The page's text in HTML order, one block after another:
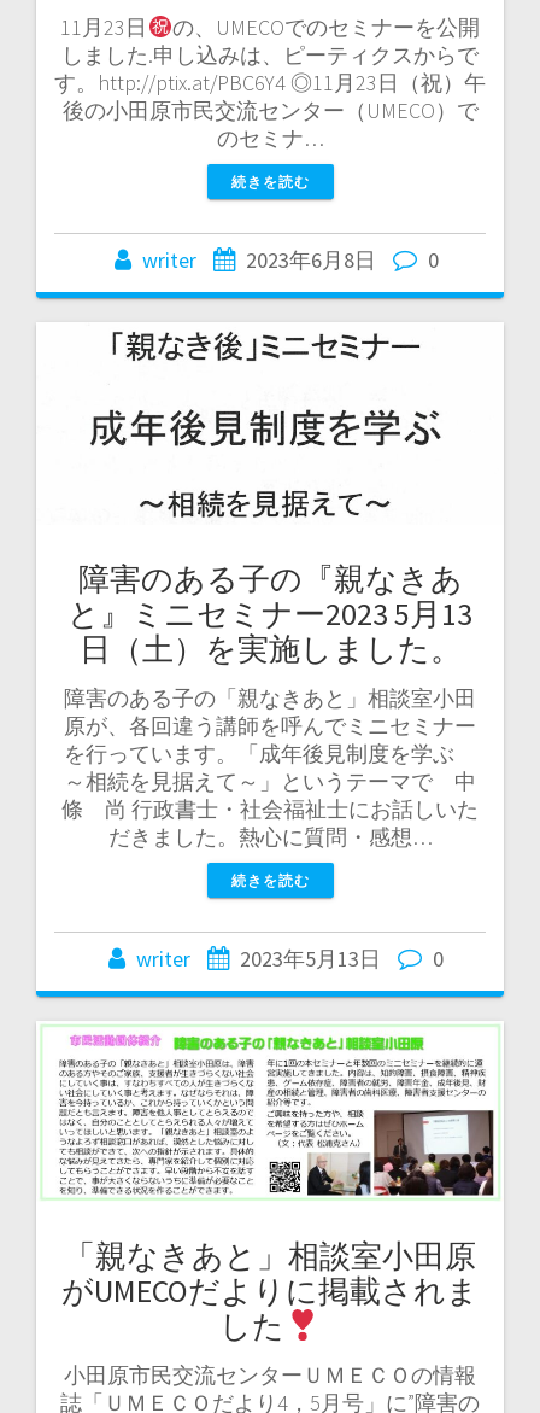
11月23日
の、UMECOでのセミナーを公開
しました.申し込みは、ピーティクスからで
す。http://ptix.at/PBC6Y4 ◎11月23日（祝）午
後の小田原市民交流センター（UMECO）で
のセミナ…
続きを読む
writer 2023年6月8日 0
障害のある子の『親なきあ
と』ミニセミナー2023 5月13
日（土）を実施しました。
障害のある子の「親なきあと」相談室小田
原が、各回違う講師を呼んでミニセミナー
を行っています。「成年後見制度を学ぶ
～相続を見据えて～」というテーマで 中
條 尚 行政書士・社会福祉士にお話しいた
だきました。熱心に質問・感想…
続きを読む
writer 2023年5月13日 0
「親なきあと」相談室小田原
がUMECOだよりに掲載されま
した
小田原市民交流センターＵＭＥＣＯの情報
誌「ＵＭＥＣＯだより4，5月号」に”障害の